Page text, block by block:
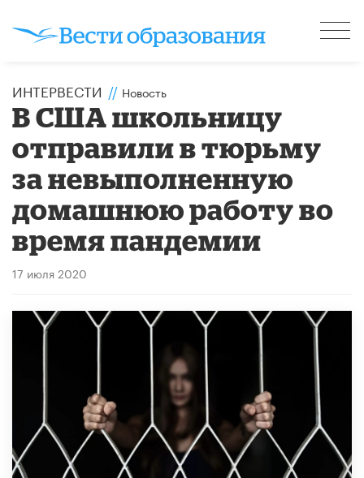
ИНТЕРВЕСТИ // Новость
В США школьницу
отправили в тюрьму
за невыполненную
домашнюю работу во
время пандемии
17 июля 2020